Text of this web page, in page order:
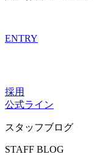
ENTRY
採用
公式ライン
スタッフブログ
STAFF BLOG